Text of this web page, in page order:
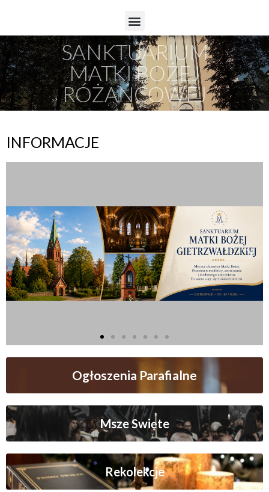
SANKTUARIUM
MATKI BOŻEJ
RÓŻAŃCOWEJ
INFORMACJE
Ogłoszenia Parafialne
Msze Swięte
Rekolekcje